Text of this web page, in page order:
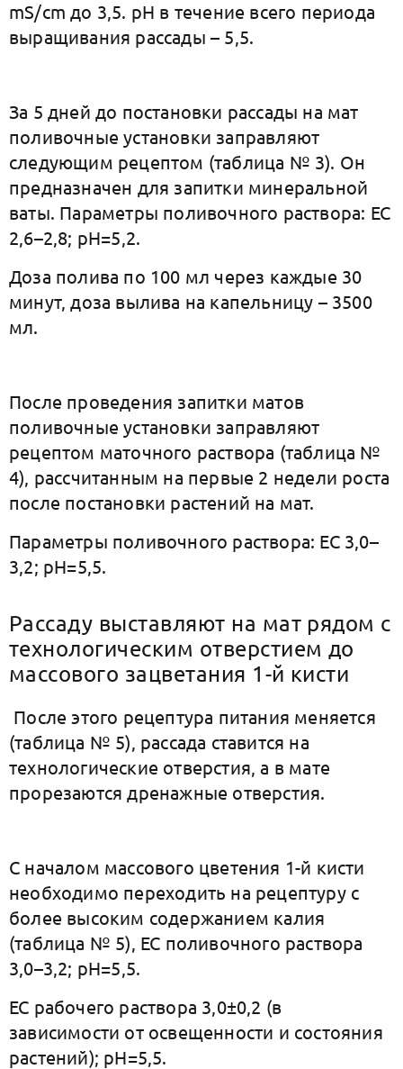
mS/cm до 3,5. рН в течение всего периода
выращивания рассады – 5,5.
За 5 дней до постановки рассады на мат
поливочные установки заправляют
следующим рецептом (таблица № 3). Он
предназначен для запитки минеральной
ваты. Параметры поливочного раствора: ЕС
2,6–2,8; рН=5,2.
Доза полива по 100 мл через каждые 30
минут, доза вылива на капельницу – 3500
мл.
После проведения запитки матов
поливочные установки заправляют
рецептом маточного раствора (таблица №
4), рассчитанным на первые 2 недели роста
после постановки растений на мат.
Параметры поливочного раствора: ЕС 3,0–
3,2; рН=5,5.
Рассаду выставляют на мат рядом с
технологическим отверстием до
массового зацветания 1-й кисти
После этого рецептура питания меняется
(таблица № 5), рассада ставится на
технологические отверстия, а в мате
прорезаются дренажные отверстия.
С началом массового цветения 1-й кисти
необходимо переходить на рецептуру с
более высоким содержанием калия
(таблица № 5), ЕС поливочного раствора
3,0–3,2; рН=5,5.
ЕС рабочего раствора 3,0±0,2 (в
зависимости от освещенности и состояния
растений); рН=5,5.